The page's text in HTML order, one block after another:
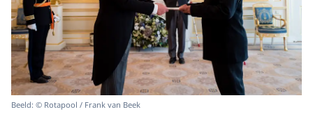
Beeld: © Rotapool / Frank van Beek